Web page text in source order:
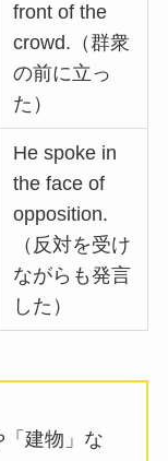
front of the
crowd.（群衆
の前に立っ
た）
He spoke in
the face of
opposition.
（反対を受け
ながらも発言
した）
建物」な